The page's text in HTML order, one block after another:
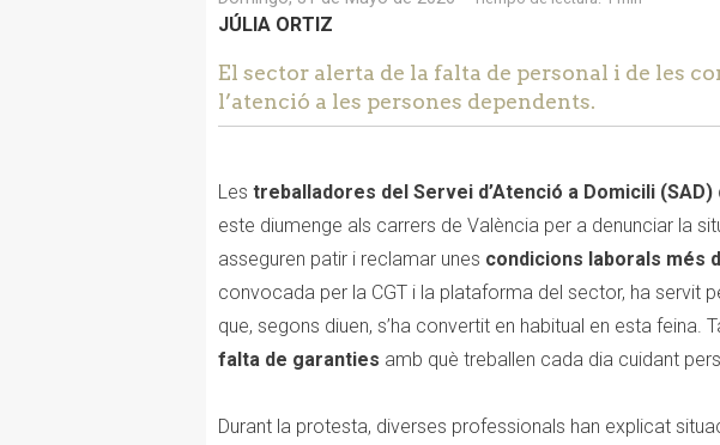
JÚLIA ORTIZ
El sector alerta de la falta de personal i de les
l’atenció a les persones dependents.
Les treballadores del Servei d’Atenció a Domicili (SAD)
este diumenge als carrers de València per a denunciar la
asseguren patir i reclamar unes condicions laborals més
convocada per la CGT i la plataforma del sector, ha servit
que, segons diuen, s’ha convertit en habitual en esta feina.
falta de garanties amb què treballen cada dia cuidant
Durant la protesta, diverses professionals han explicat